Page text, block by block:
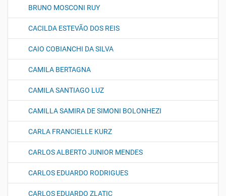
BRUNO MOSCONI RUY
CACILDA ESTEVÃO DOS REIS
CAIO COBIANCHI DA SILVA
CAMILA BERTAGNA
CAMILA SANTIAGO LUZ
CAMILLA SAMIRA DE SIMONI BOLONHEZI
CARLA FRANCIELLE KURZ
CARLOS ALBERTO JUNIOR MENDES
CARLOS EDUARDO RODRIGUES
CARLOS EDUARDO ZLATIC